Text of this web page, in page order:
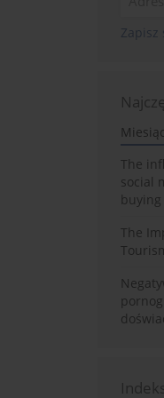
Zapisz
Miesiąc
The
social
The